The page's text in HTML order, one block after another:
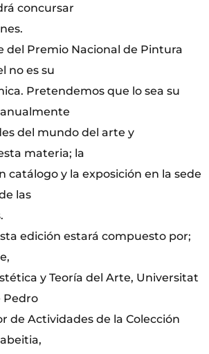
concursar
del Premio Nacional de Pintura
no es su
Pretendemos que lo sea su
del mundo del arte y
materia; la
catálogo y la exposición en la sede
las
edición estará compuesto por;
y Teoría del Arte, Universitat
Pedro
de Actividades de la Colección